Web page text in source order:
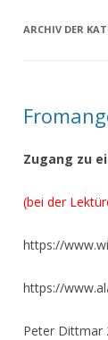
ARCHIV DER
Zugang zu
(bei der
https://
https://
Peter Dittmar